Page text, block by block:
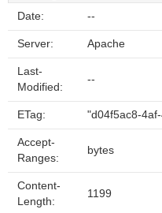
Date: --
Server: Apache
Last-
Modified:
--
ETag: "d04f5ac8-
Accept-
Ranges:
bytes
Content-
Length:
1199